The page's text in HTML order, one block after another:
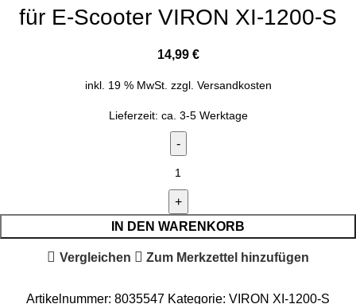
für E-Scooter VIRON XI-1200-S
14,99 €
inkl. 19 % MwSt. zzgl. Versandkosten
Lieferzeit: ca. 3-5 Werktage
IN DEN WARENKORB
Vergleichen Zum Merkzettel hinzufügen
Artikelnummer: 8035547 Kategorie: VIRON XI-1200-S